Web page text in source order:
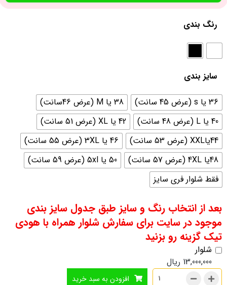
رنگ بندی
سایز بندی
36 یا s (عرض 45 سانت)
38 یا M (عرض 46سانت)
40 یا L (عرض 48 سانت)
42 یا XL (عرض 51 سانت)
44یاXXL (عرض 53 سانت)
46 یا 3XL (عرض 55 سانت)
48یا 4XL (عرض 57 سانت)
50 یا 5xl (عرض 59 سانت)
فقط شلوار فری سایز
بعد از انتخاب رنگ و سایز طبق جدول سایز بندی
موجود در سایت برای سفارش شلوار همراه با هودی
تیک گزینه رو بزنید
شلوار
13,000,000 ریال
افزودن به سبد خرید